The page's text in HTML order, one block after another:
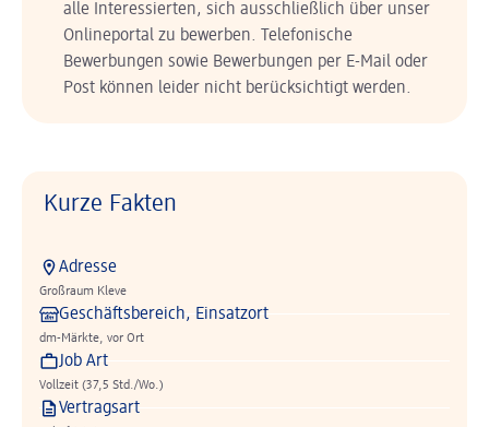
alle Interessierten, sich ausschließlich über unser
Onlineportal zu bewerben. Telefonische
Bewerbungen sowie Bewerbungen per E-Mail oder
Post können leider nicht berücksichtigt werden.
Kurze Fakten
Adresse
Großraum Kleve
Geschäftsbereich, Einsatzort
dm-Märkte, vor Ort
Job Art
Vollzeit (37,5 Std./Wo.)
Vertragsart